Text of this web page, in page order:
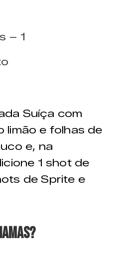
– 1
Suíça com
limão e folhas de
e, na
1 shot de
de Sprite e